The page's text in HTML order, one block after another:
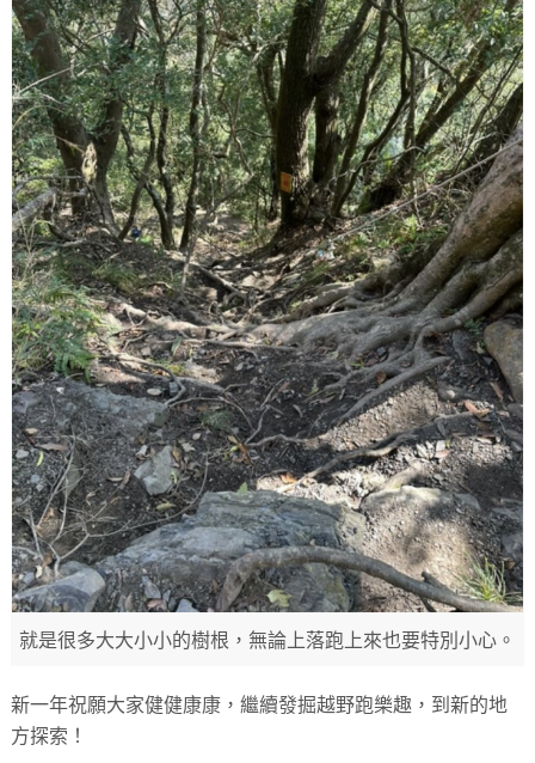
就是很多大大小小的樹根，無論上落跑上來也要特別小心。
新一年祝願大家健健康康，繼續發掘越野跑樂趣，到新的地
方探索！